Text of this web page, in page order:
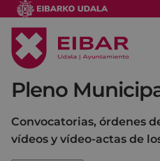
Pleno
Convocatorias, órdenes
vídeos y vídeo-actas de